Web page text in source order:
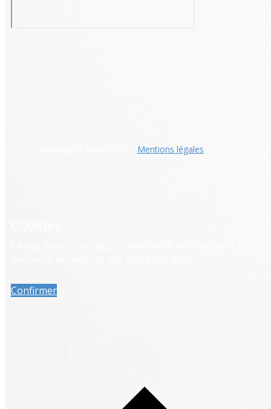
Mentions légales
Confirmer